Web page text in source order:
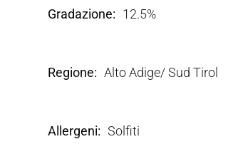
Gradazione 12.5%
Regione Alto Adige/ Sud Tirol
Allergeni Solfiti